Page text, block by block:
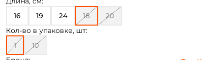
16
19 24 18
20
Кол-во в упаковке, шт:
1
10